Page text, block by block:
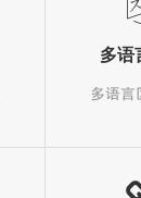
多语
多语言